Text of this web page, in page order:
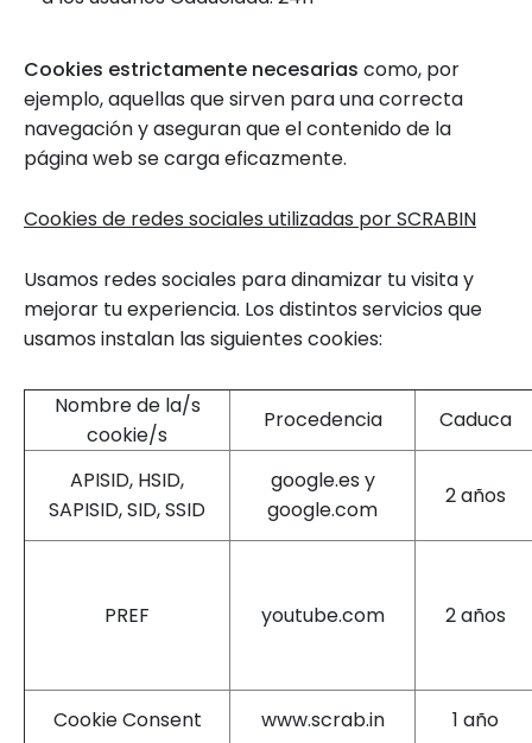
Cookies estrictamente necesarias como, por
ejemplo, aquellas que sirven para una correcta
navegación y aseguran que el contenido de la
página web se carga eficazmente.
Cookies de redes sociales utilizadas por SCRABIN
Usamos redes sociales para dinamizar tu visita y
mejorar tu experiencia. Los distintos servicios que
usamos instalan las siguientes cookies:
Nombre de la/s
cookie/s
Procedencia Caduca
APISID, HSID,
SAPISID, SID, SSID
google.es y
google.com
2 años
PREF youtube.com 2 años
Cookie Consent www.scrab.in 1 año